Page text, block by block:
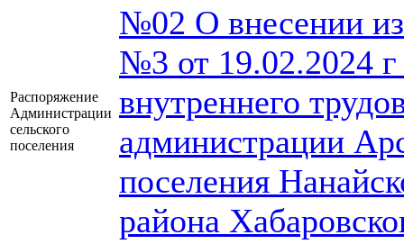
Распоряжение
Администрации
сельского
поселения
№02 О внесении
№3 от 19.02.2024
внутреннего
администрации
поселения
района